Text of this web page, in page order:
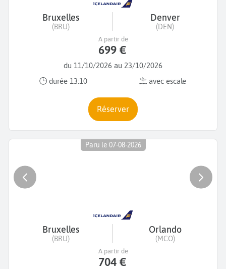
Bruxelles
(BRU)
Denver
(DEN)
du 11/10/2026 au 23/10/2026
durée 13:10
avec escale
A partir de
699 €
Réserver
Paru le 07-08-2026
Bruxelles
(BRU)
Orlando
(MCO)
A partir de
704 €